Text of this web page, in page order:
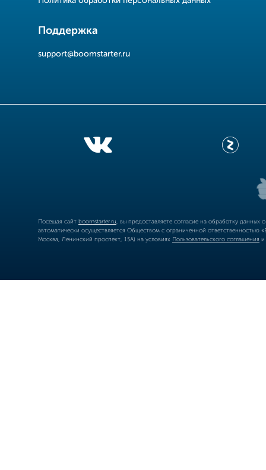
Поддержка
support@boomstarter.ru
Посещая сайт boomstarter.ru , вы предоставляете согласие на обработку
автоматически осуществляется Обществом с ограниченной
Москва, Ленинский проспект, 15А) на условиях Пользовательского соглашения и